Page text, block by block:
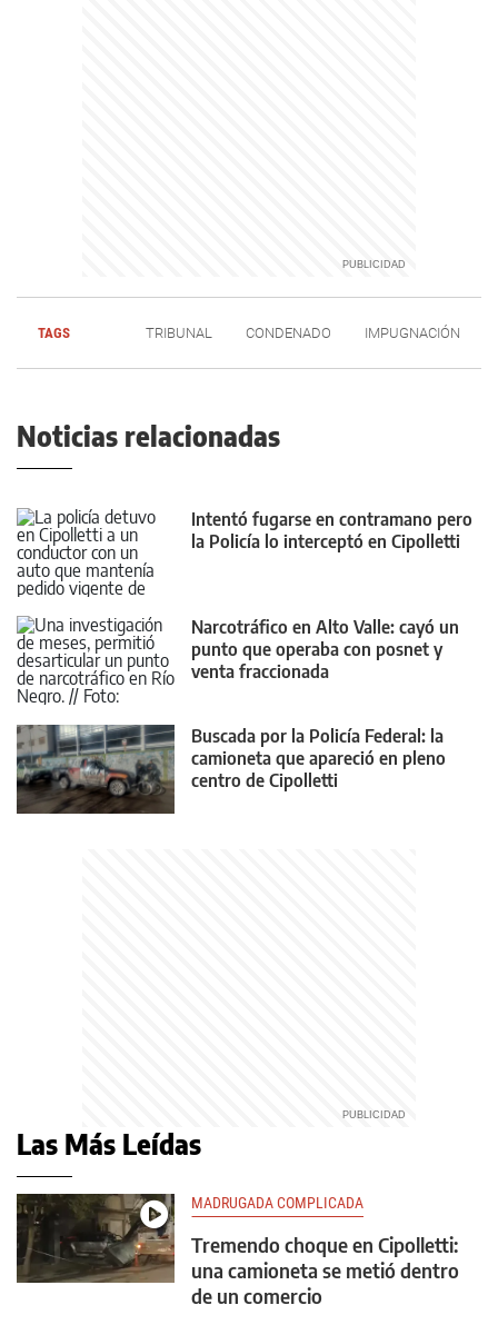
TAGS TRIBUNAL CONDENADO IMPUGNACIÓN
Noticias relacionadas
Intentó fugarse en contramano pero
la Policía lo interceptó en Cipolletti
Narcotráfico en Alto Valle: cayó un
punto que operaba con posnet y
venta fraccionada
Buscada por la Policía Federal: la
camioneta que apareció en pleno
centro de Cipolletti
Las Más Leídas
MADRUGADA COMPLICADA
Tremendo choque en Cipolletti:
una camioneta se metió dentro
de un comercio